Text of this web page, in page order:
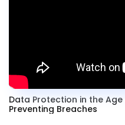
Data Protection in the
Preventing Breaches